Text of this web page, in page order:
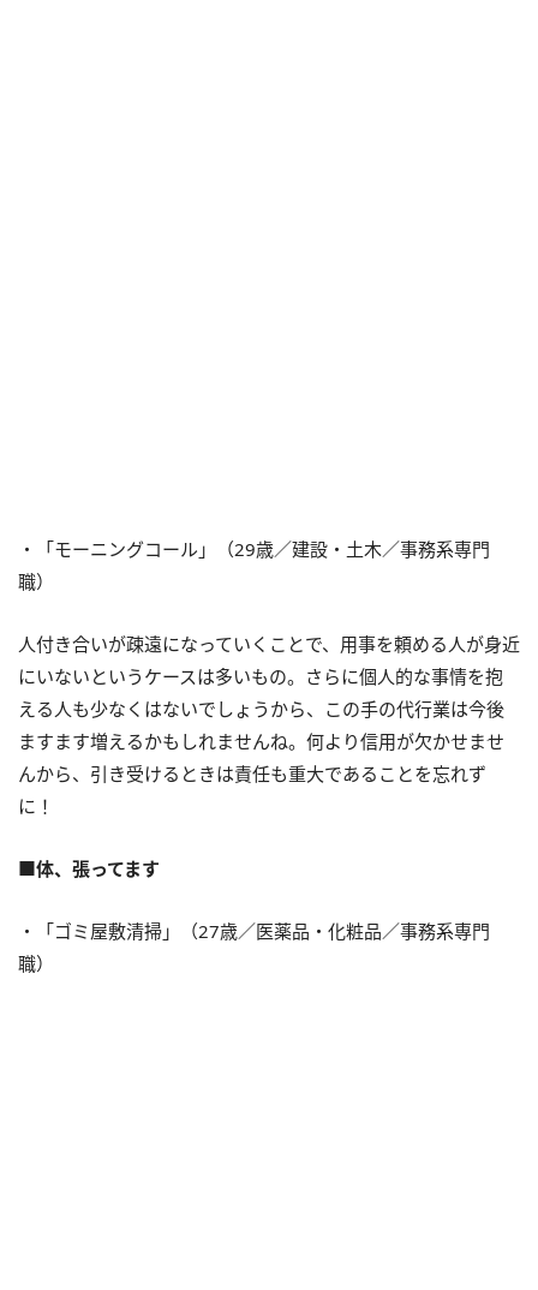
・「モーニングコール」（29歳／建設・土木／事務系専門
職）
人付き合いが疎遠になっていくことで、用事を頼める人が身近
にいないというケースは多いもの。さらに個人的な事情を抱
える人も少なくはないでしょうから、この手の代行業は今後
ますます増えるかもしれませんね。何より信用が欠かせませ
んから、引き受けるときは責任も重大であることを忘れず
に！
■体、張ってます
・「ゴミ屋敷清掃」（27歳／医薬品・化粧品／事務系専門
職）